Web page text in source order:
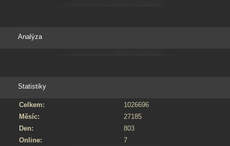
Analýza
Statistiky
Online: 7
Celkem:
1026696
Měsíc:
27185
Den:
803